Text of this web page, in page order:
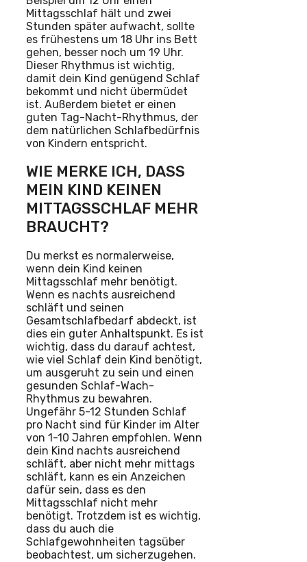
Mittagsschlaf hält und zwei
Stunden später aufwacht, sollte
es frühestens um 18 Uhr ins Bett
gehen, besser noch um 19 Uhr.
Dieser Rhythmus ist wichtig,
damit dein Kind genügend Schlaf
bekommt und nicht übermüdet
ist. Außerdem bietet er einen
guten Tag-Nacht-Rhythmus, der
dem natürlichen Schlafbedürfnis
von Kindern entspricht.
WIE MERKE ICH, DASS
MEIN KIND KEINEN
MITTAGSSCHLAF MEHR
BRAUCHT?
Du merkst es normalerweise,
wenn dein Kind keinen
Mittagsschlaf mehr benötigt.
Wenn es nachts ausreichend
schläft und seinen
Gesamtschlafbedarf abdeckt, ist
dies ein guter Anhaltspunkt. Es ist
wichtig, dass du darauf achtest,
wie viel Schlaf dein Kind benötigt,
um ausgeruht zu sein und einen
gesunden Schlaf-Wach-
Rhythmus zu bewahren.
Ungefähr 5-12 Stunden Schlaf
pro Nacht sind für Kinder im Alter
von 1-10 Jahren empfohlen. Wenn
dein Kind nachts ausreichend
schläft, aber nicht mehr mittags
schläft, kann es ein Anzeichen
dafür sein, dass es den
Mittagsschlaf nicht mehr
benötigt. Trotzdem ist es wichtig,
dass du auch die
Schlafgewohnheiten tagsüber
beobachtest, um sicherzugehen.